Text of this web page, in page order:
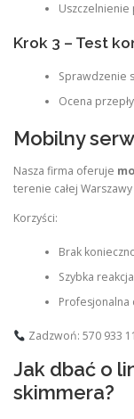
Uszczelnienie
Krok 3 – Test
Sprawdzenie
Ocena
Mobilny
Nasza firma oferuje
terenie całej
Korzyści:
Brak
Szybka
Profesjonalna
Zadzwoń: 570 933
Jak dbać o
skimmera?